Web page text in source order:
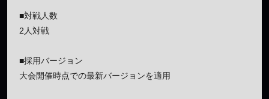
■対戦人数
2人対戦
■採用バージョン
大会開催時点での最新バージョンを適用